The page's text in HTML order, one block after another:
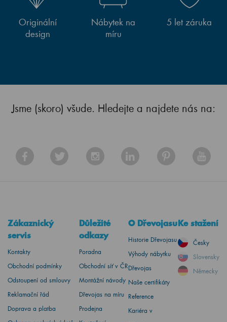
Originální
design
Nábytek na
míru
5 let záruka
Jsme (skoro) všude. Hledejte a najdete nás na:
Zákaznický
servis
Kontakty
Obchodní podmínky
Odstoupení od smlouvy
Reklamační řád
Doprava a platba
Důležité
odkazy
Poradna
Obchodní síť v ČR
Montážní návody
Dřevojas na míru
Prodejna
O Dřevojasu
Historie Dřevojasu
Výhody nábytku
Dřevojas
Naše certifikáty
Reference
Kariéra v
Ke stažení
Česky
Slovensky
Německy